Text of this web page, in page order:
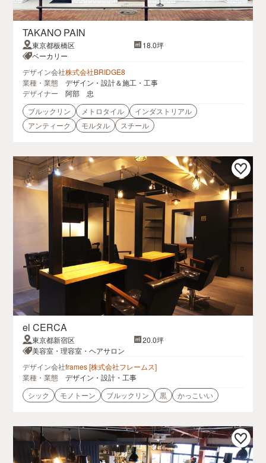
TAKANO PAIN
東京都板橋区
18.0坪
ベーカリー
デザイン会社株式会社BRIDGE8
業種・業態
デザイン・設計＆施工・工事
デザイナー
阿部 忠
ブルックリン
メトロタイル
インダストリアル
アンティーク
モルタル スチール
el CERCA
東京都新宿区
20.0坪
美容室・理容室・ヘアサロン
デザイン会社frames [株式会社フレームス]
業種・業態
デザイン・設計・工事
シック
モノトーン ブルックリン 黒 かっこいい